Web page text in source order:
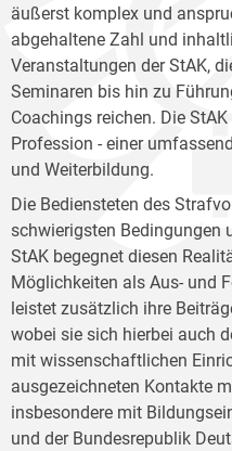
äußerst komplex und
abgehaltene Zahl und
Veranstaltungen der StAK,
Seminaren bis hin zu
Coachings reichen. Die
Profession - einer
und Weiterbildung.
Die Bediensteten des
schwierigsten Bedingungen
StAK begegnet diesen
Möglichkeiten als Aus- und
leistet zusätzlich ihre
wobei sie sich hierbei auch
mit wissenschaftlichen
ausgezeichneten Kontakte
insbesondere mit
und der Bundesrepublik